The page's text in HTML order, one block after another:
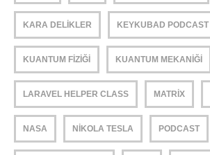
KARA DELIKLER KEYKUBAD PODCAST
KUANTUM FIZIĞI KUANTUM MEKANIĞI
LARAVEL HELPER CLASS MATRIX
NASA NIKOLA TESLA PODCAST